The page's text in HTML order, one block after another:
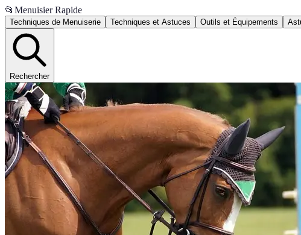
📂 Menuisier Rapide
Techniques de Menuiserie Techniques et Astuces Outils et Équipements
Rechercher